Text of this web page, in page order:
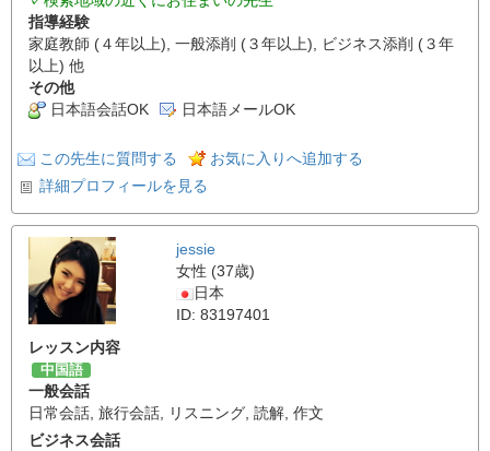
指導経験
家庭教師 (４年以上), 一般添削 (３年以上), ビジネス添削 (３年
以上) 他
その他
日本語会話OK
日本語メールOK
この先生に質問する
お気に入りへ追加する
詳細プロフィールを見る
jessie
女性 (37歳)
日本
ID: 83197401
レッスン内容
中国語
一般会話
日常会話 旅行会話 リスニング 読解 作文
ビジネス会話